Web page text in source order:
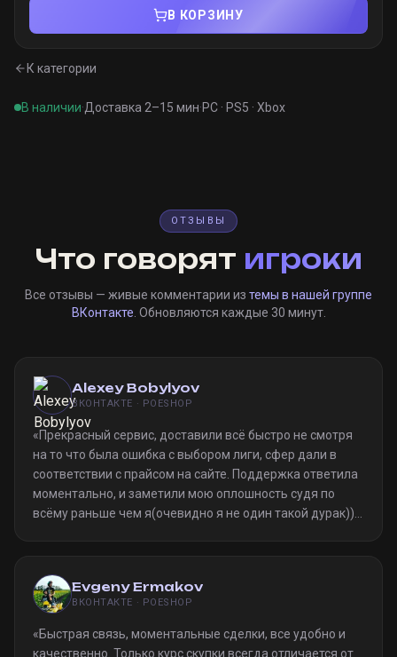
В КОРЗИНУ
К категории
В наличии·Доставка 2–15 мин·PC · PS5 · Xbox
ОТЗЫВЫ
Что говорят игроки
Все отзывы — живые комментарии из темы в нашей группе
ВКонтакте . Обновляются каждые 30 минут.
Alexey Bobylyov
ВКОНТАКТЕ · POESHOP
«Прекрасный сервис, доставили всё быстро не смотря
на то что была ошибка с выбором лиги, сфер дали в
соответствии с прайсом на сайте. Поддержка ответила
моментально, и заметили мою оплошность судя по
всёму раньше чем я(очевидно я не один такой дурак)).
Evgeny Ermakov
ВКОНТАКТЕ · POESHOP
«Быстрая связь, моментальные сделки, все удобно и
качественно. Только курс скупки всегда отличается от